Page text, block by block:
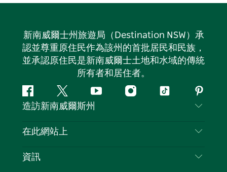
新南威爾士州旅遊局（Destination NSW）承
認並尊重原住民作為該州的首批居民和民族，
並承認原住民是新南威爾士土地和水域的傳統
所有者和居住者。
Facebook嘰
嘰
喳
Youtube Instagram
抖
造訪新南威爾斯州
聯絡我們
隱私
在此網站上
目的地
資訊